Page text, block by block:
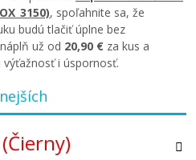
, spoľahnite sa, že
budú tlačiť úplne bez
už od 20,90 € za kus a
i úspornosť.
(Čierny)